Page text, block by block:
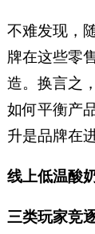
不难发现，
牌在这些零
造。换言之
如何平衡产
升是品牌在
线上低温酸
三类玩家竞